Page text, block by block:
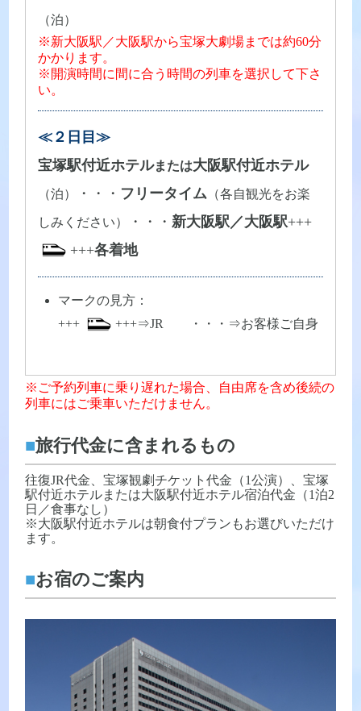
（泊）
※新大阪駅／大阪駅から宝塚大劇場までは約60分
かかります。
※開演時間に間に合う時間の列車を選択して下さ
い。
≪２日目≫
宝塚駅付近ホテルまたは大阪駅付近ホテル
（泊） ・・・ フリータイム （各自観光をお楽
しみください） ・・・ 新大阪駅／大阪駅+++
+++各着地
マークの見方：
+++
+++⇒JR ・・・⇒お客様ご自身
※ご予約列車に乗り遅れた場合、自由席を含め後続の
列車にはご乗車いただけません。
■旅行代金に含まれるもの
往復JR代金、宝塚観劇チケット代金（1公演）、宝塚
駅付近ホテルまたは大阪駅付近ホテル宿泊代金（1泊2
日／食事なし）
※大阪駅付近ホテルは朝食付プランもお選びいただけ
ます。
■お宿のご案内